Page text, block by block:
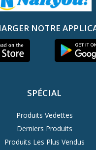
NOTRE
SPÉCIAL
Produits Vedettes
Derniers Produits
Produits Les Plus Vendus